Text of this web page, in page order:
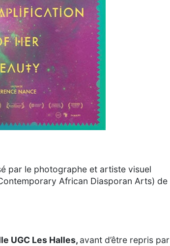
par le photographe et artiste visuel
African Diasporan Arts) de
UGC Les Halles, avant d’être repris par